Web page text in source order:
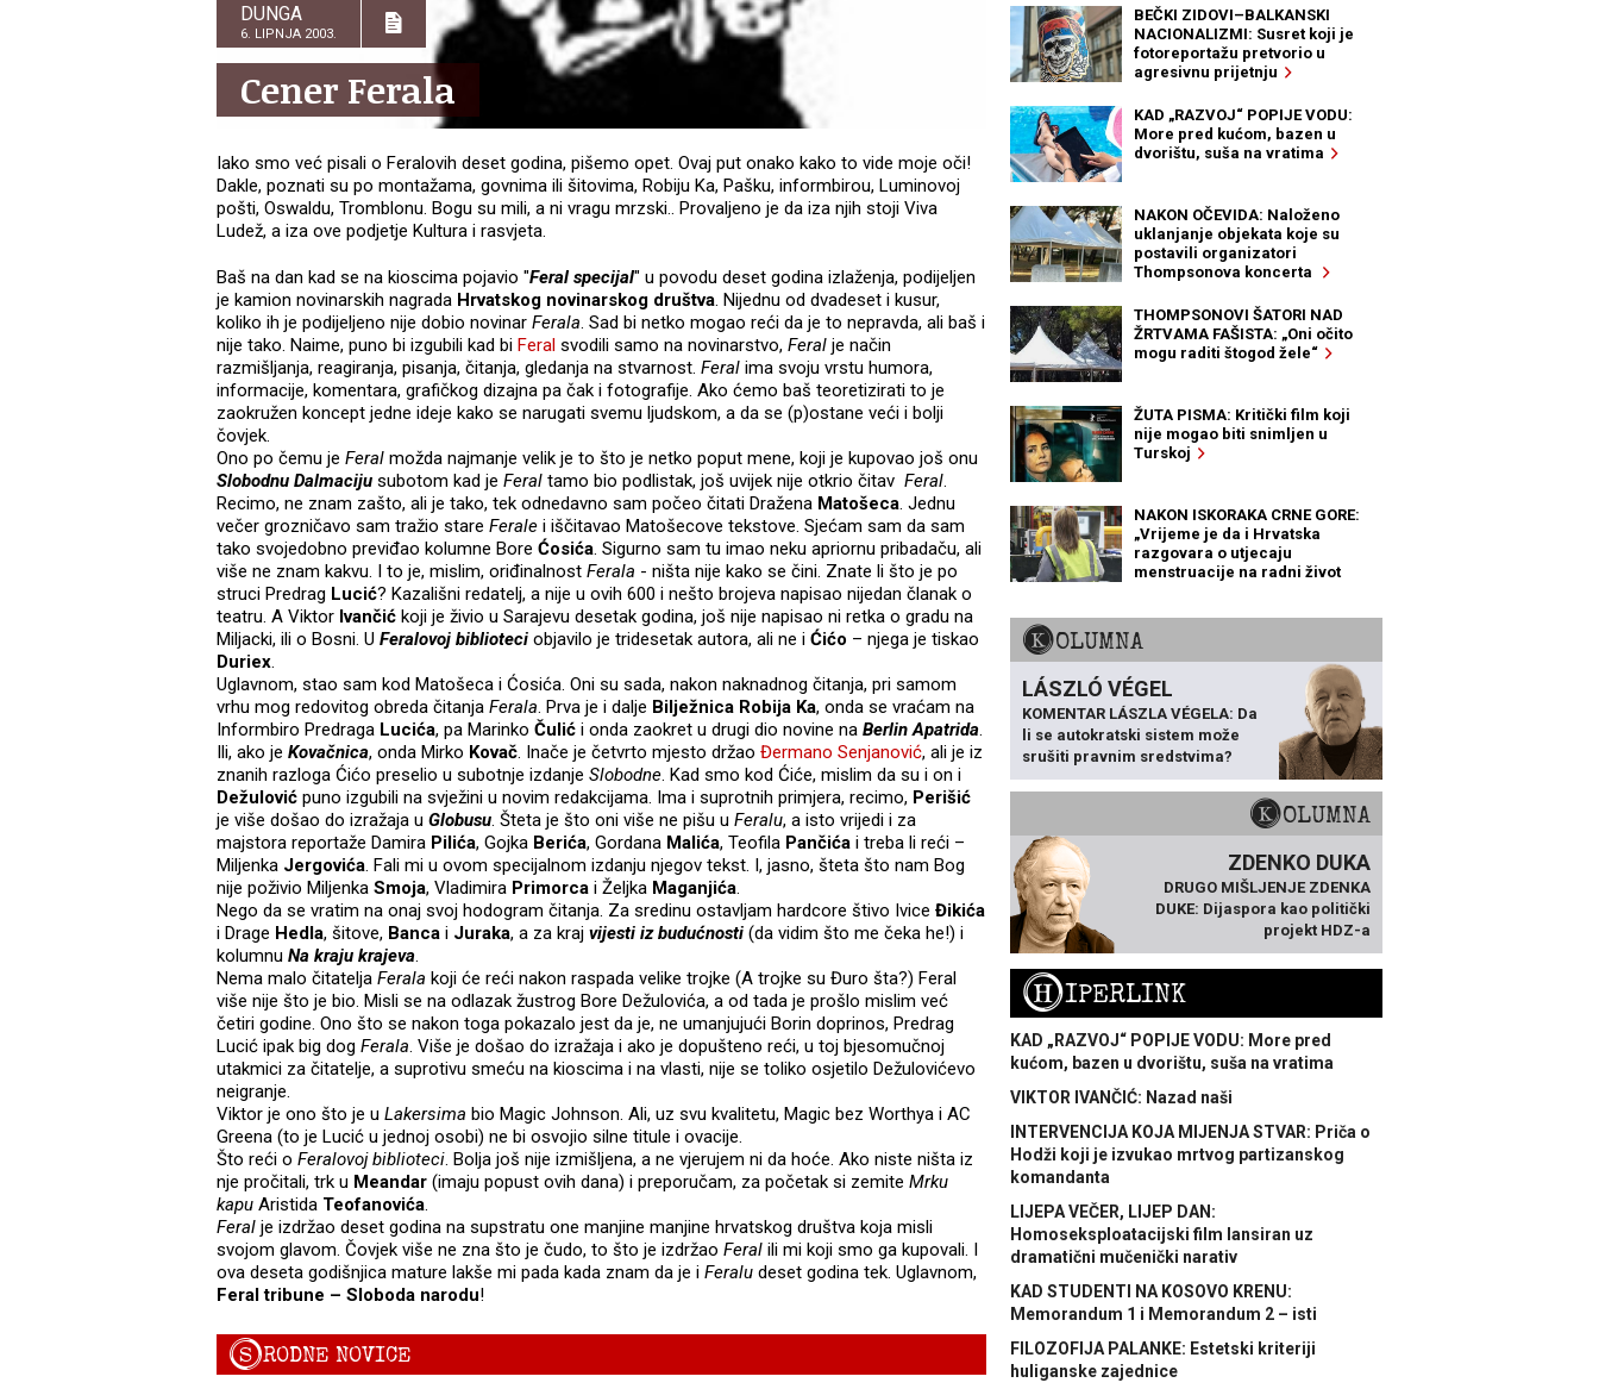
DUNGA
6. LIPNJA 2003.
Cener Ferala
Iako smo već pisali o Feralovih deset godina, pišemo opet. Ovaj put onako kako to vide moje oči!
Dakle, poznati su po montažama, govnima ili šitovima, Robiju Ka, Pašku, informbirou, Luminovoj
pošti, Oswaldu, Tromblonu. Bogu su mili, a ni vragu mrzski.. Provaljeno je da iza njih stoji Viva
Ludež, a iza ove podjetje Kultura i rasvjeta.
Baš na dan kad se na kioscima pojavio "Feral specijal" u povodu deset godina izlaženja, podijeljen
je kamion novinarskih nagrada Hrvatskog novinarskog društva. Nijednu od dvadeset i kusur,
koliko ih je podijeljeno nije dobio novinar Ferala. Sad bi netko mogao reći da je to nepravda, ali baš i
nije tako. Naime, puno bi izgubili kad bi Feral svodili samo na novinarstvo, Feral je način
razmišljanja, reagiranja, pisanja, čitanja, gledanja na stvarnost. Feral ima svoju vrstu humora,
informacije, komentara, grafičkog dizajna pa čak i fotografije. Ako ćemo baš teoretizirati to je
zaokružen koncept jedne ideje kako se narugati svemu ljudskom, a da se (p)ostane veći i bolji
čovjek.
Ono po čemu je Feral možda najmanje velik je to što je netko poput mene, koji je kupovao još onu
Slobodnu Dalmaciju subotom kad je Feral tamo bio podlistak, još uvijek nije otkrio čitav Feral.
Recimo, ne znam zašto, ali je tako, tek odnedavno sam počeo čitati Dražena Matošeca. Jednu
večer grozničavo sam tražio stare Ferale i iščitavao Matošecove tekstove. Sjećam sam da sam
tako svojedobno previđao kolumne Bore Ćosića. Sigurno sam tu imao neku apriornu pribadaču, ali
više ne znam kakvu. I to je, mislim, oriđinalnost Ferala - ništa nije kako se čini. Znate li što je po
struci Predrag Lucić? Kazališni redatelj, a nije u ovih 600 i nešto brojeva napisao nijedan članak o
teatru. A Viktor Ivančić koji je živio u Sarajevu desetak godina, još nije napisao ni retka o gradu na
Miljacki, ili o Bosni. U Feralovoj biblioteci objavilo je tridesetak autora, ali ne i Ćićo – njega je tiskao
Duriex.
Uglavnom, stao sam kod Matošeca i Ćosića. Oni su sada, nakon naknadnog čitanja, pri samom
vrhu mog redovitog obreda čitanja Ferala. Prva je i dalje Bilježnica Robija Ka, onda se vraćam na
Informbiro Predraga Lucića, pa Marinko Čulić i onda zaokret u drugi dio novine na Berlin Apatrida.
Ili, ako je Kovačnica, onda Mirko Kovač. Inače je četvrto mjesto držao Đermano Senjanović, ali je iz
znanih razloga Ćićo preselio u subotnje izdanje Slobodne. Kad smo kod Ćiće, mislim da su i on i
Dežulović puno izgubili na svježini u novim redakcijama. Ima i suprotnih primjera, recimo, Perišić
je više došao do izražaja u Globusu. Šteta je što oni više ne pišu u Feralu, a isto vrijedi i za
majstora reportaže Damira Pilića, Gojka Berića, Gordana Malića, Teofila Pančića i treba li reći –
Miljenka Jergovića. Fali mi u ovom specijalnom izdanju njegov tekst. I, jasno, šteta što nam Bog
nije poživio Miljenka Smoja, Vladimira Primorca i Željka Maganjića.
Nego da se vratim na onaj svoj hodogram čitanja. Za sredinu ostavljam hardcore štivo Ivice Đikića
i Drage Hedla, šitove, Banca i Juraka, a za kraj vijesti iz budućnosti (da vidim što me čeka he!) i
kolumnu Na kraju krajeva.
Nema malo čitatelja Ferala koji će reći nakon raspada velike trojke (A trojke su Đuro šta?) Feral
više nije što je bio. Misli se na odlazak žustrog Bore Dežulovića, a od tada je prošlo mislim već
četiri godine. Ono što se nakon toga pokazalo jest da je, ne umanjujući Borin doprinos, Predrag
Lucić ipak big dog Ferala. Više je došao do izražaja i ako je dopušteno reći, u toj bjesomučnoj
utakmici za čitatelje, a suprotivu smeću na kioscima i na vlasti, nije se toliko osjetilo Dežulovićevo
neigranje.
Viktor je ono što je u Lakersima bio Magic Johnson. Ali, uz svu kvalitetu, Magic bez Worthya i AC
Greena (to je Lucić u jednoj osobi) ne bi osvojio silne titule i ovacije.
Što reći o Feralovoj biblioteci. Bolja još nije izmišljena, a ne vjerujem ni da hoće. Ako niste ništa iz
nje pročitali, trk u Meandar (imaju popust ovih dana) i preporučam, za početak si zemite Mrku
kapu Aristida Teofanovića.
Feral je izdržao deset godina na supstratu one manjine manjine hrvatskog društva koja misli
svojom glavom. Čovjek više ne zna što je čudo, to što je izdržao Feral ili mi koji smo ga kupovali. I
ova deseta godišnjica mature lakše mi pada kada znam da je i Feralu deset godina tek. Uglavnom,
Feral tribune – Sloboda narodu!
SRODNE NOVICE
BEČKI ZIDOVI–BALKANSKI
NACIONALIZMI: Susret koji je
fotoreportažu pretvorio u
agresivnu prijetnju
KAD „RAZVOJ“ POPIJE VODU:
More pred kućom, bazen u
dvorištu, suša na vratima
NAKON OČEVIDA: Naloženo
uklanjanje objekata koje su
postavili organizatori
Thompsonova koncerta
THOMPSONOVI ŠATORI NAD
ŽRTVAMA FAŠISTA: „Oni očito
mogu raditi štogod žele“
ŽUTA PISMA: Kritički film koji
nije mogao biti snimljen u
Turskoj
NAKON ISKORAKA CRNE GORE:
„Vrijeme je da i Hrvatska
razgovara o utjecaju
menstruacije na radni život
KOLUMNA
LÁSZLÓ VÉGEL
KOMENTAR LÁSZLA VÉGELA: Da
li se autokratski sistem može
srušiti pravnim sredstvima?
KOLUMNA
ZDENKO DUKA
DRUGO MIŠLJENJE ZDENKA
DUKE: Dijaspora kao politički
projekt HDZ-a
HIPERLINK
KAD „RAZVOJ“ POPIJE VODU: More pred
kućom, bazen u dvorištu, suša na vratima
VIKTOR IVANČIĆ: Nazad naši
INTERVENCIJA KOJA MIJENJA STVAR: Priča o
Hodži koji je izvukao mrtvog partizanskog
komandanta
LIJEPA VEČER, LIJEP DAN:
Homoseksploatacijski film lansiran uz
dramatični mučenički narativ
KAD STUDENTI NA KOSOVO KRENU:
Memorandum 1 i Memorandum 2 – isti
FILOZOFIJA PALANKE: Estetski kriteriji
huliganske zajednice